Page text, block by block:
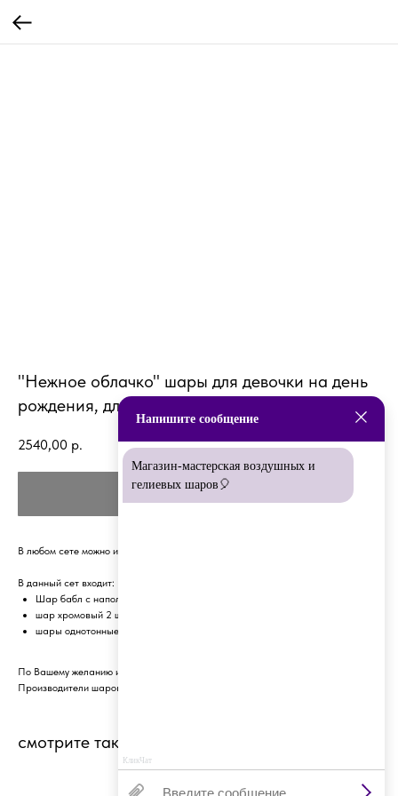
"Нежное облачко" шары для девочки на день
рождения, для девушки
2540,00 р.
КУПИТЬ
В любом сете можно изменить составляющие :)
В данный сет входит:
Шар бабл с наполнением + индивидуальная надпись
шар хромовый 2 шт
шары однотонные 9 шт
По Вашему желанию изменим цвет композиции
Производители шаров: Бельгия, Малайзия, Америка
смотрите также
Напишите сообщение
Магазин-мастерская воздушных и
гелиевых шаров🎈
КликЧат